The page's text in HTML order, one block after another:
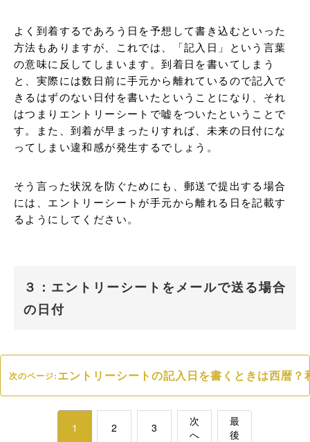
よく到着するであろう日を予想して書き込むといった
方法もありますが、これでは、「記入日」という言葉
の意味に反してしまいます。到着日を書いてしまう
と、実際には数日前に手元から離れているので記入で
きるはずのない日付を書いたということになり、それ
はつまりエントリーシートで嘘をついたということで
す。また、到着が早まったりすれば、未来の日付にな
ってしまい違和感が発生するでしょう。
そう言った状況を防ぐためにも、郵送で提出する場合
には、エントリーシートが手元から離れる日を記載す
るようにしてください。
３：エントリーシートをメールで送る場合
の日付
次のページ:エントリーシートの記入日を書くときは西暦？
1 2 3
次
へ
最
後